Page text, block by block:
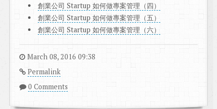
創業公司 Startup 如何做專案管理（四）
創業公司 Startup 如何做專案管理（五）
創業公司 Startup 如何做專案管理（六）
March 08, 2016 09:38
Permalink
0 Comments